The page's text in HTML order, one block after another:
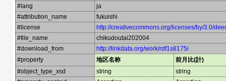
#lang
ja
#attribution_name
fukuishi
#license
http://creativecommons.org/licenses/by/3.0/
#file_name
chikudoutai202004
#download_from
http://linkdata.org/work/rdf1s8175i
#property
地区名称
前月比(計)
#object_type_xsd
string
string